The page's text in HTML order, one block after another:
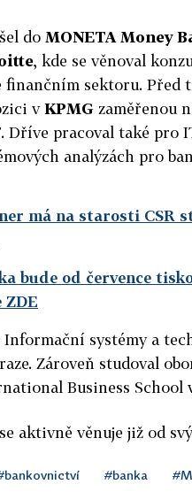
do MONETA Money
, kde se věnoval
finančním sektoru. Před
vKPMG zaměřenou
Dříve pracoval také pro
analýzách pro
má na starosti CSR
bude od července
ZDE
systémy a
Zároveň studoval
Business School
aktivně věnuje již od
#banka